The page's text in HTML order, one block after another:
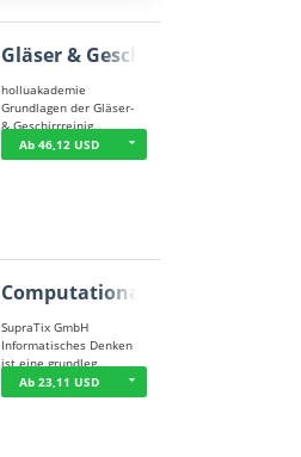
Gläser & Geschi…
holluakademie
Grundlagen der Gläser-
& Geschirrreinig…
Ab 46,12 USD
Computational T…
SupraTix GmbH
Informatisches Denken
ist eine grundleg…
Ab 23,11 USD